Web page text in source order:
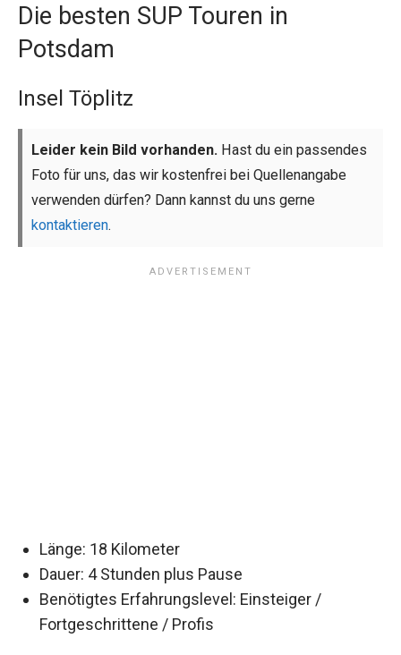
Die besten SUP Touren in
Potsdam
Insel Töplitz
Leider kein Bild vorhanden. Hast du ein passendes
Foto für uns, das wir kostenfrei bei Quellenangabe
verwenden dürfen? Dann kannst du uns gerne
kontaktieren.
Länge: 18 Kilometer
Dauer: 4 Stunden plus Pause
Benötigtes Erfahrungslevel: Einsteiger /
Fortgeschrittene / Profis